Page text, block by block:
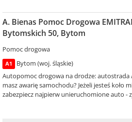
A. Bienas Pomoc Drogowa
Bytomskich 50, Bytom
Pomoc drogowa
A1
Bytom (woj. śląskie)
Autopomoc drogowa na drodze: autostrada
masz awarię samochodu? Jeżeli jesteś koło
zabezpiecz najpierw unieruchomione auto -